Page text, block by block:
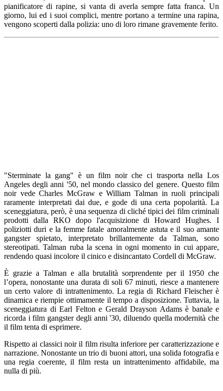
pianificatore di rapine, si vanta di averla sempre fatta franca. Un
giorno, lui ed i suoi complici, mentre portano a termine una rapina,
vengono scoperti dalla polizia: uno di loro rimane gravemente ferito.
"Sterminate la gang" è un film noir che ci trasporta nella Los
Angeles degli anni '50, nel mondo classico del genere. Questo film
noir vede Charles McGraw e William Talman in ruoli principali
raramente interpretati dai due, e gode di una certa popolarità. La
sceneggiatura, però, è una sequenza di cliché tipici dei film criminali
prodotti dalla RKO dopo l'acquisizione di Howard Hughes. I
poliziotti duri e la femme fatale amoralmente astuta e il suo amante
gangster spietato, interpretato brillantemente da Talman, sono
stereotipati. Talman ruba la scena in ogni momento in cui appare,
rendendo quasi incolore il cinico e disincantato Cordell di McGraw.
È grazie a Talman e alla brutalità sorprendente per il 1950 che
l’opera, nonostante una durata di soli 67 minuti, riesce a mantenere
un certo valore di intrattenimento. La regia di Richard Fleischer è
dinamica e riempie ottimamente il tempo a disposizione. Tuttavia, la
sceneggiatura di Earl Felton e Gerald Drayson Adams è banale e
ricorda i film gangster degli anni '30, diluendo quella modernità che
il film tenta di esprimere.
Rispetto ai classici noir il film risulta inferiore per caratterizzazione e
narrazione. Nonostante un trio di buoni attori, una solida fotografia e
una regia coerente, il film resta un intrattenimento affidabile, ma
nulla di più.